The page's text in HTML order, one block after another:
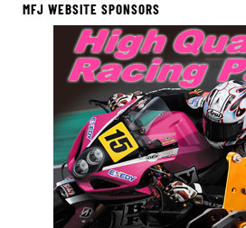
MFJ WEBSITE SPONSORS